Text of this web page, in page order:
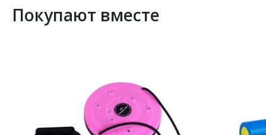
Покупают вместе